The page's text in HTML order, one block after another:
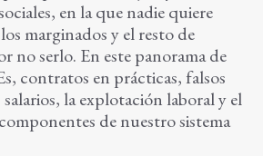
en la que nadie quiere
marginados y el resto de
no serlo. En este panorama de
contratos en prácticas, falsos
la explotación laboral y el
de nuestro sistema